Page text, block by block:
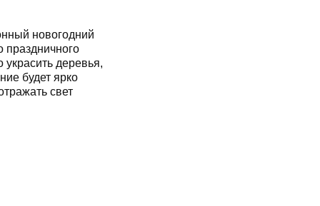
новогодний
праздничного
деревья,
будет ярко
свет